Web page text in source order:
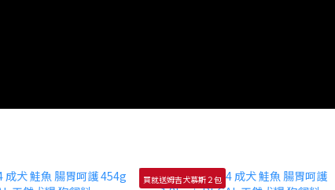
買就送姆吉犬慕斯２包